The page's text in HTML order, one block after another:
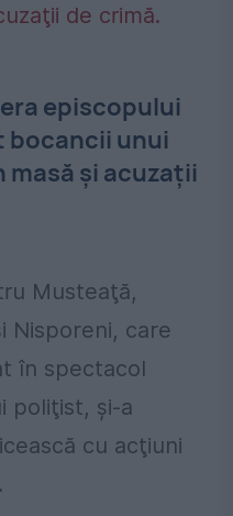
episcopului
bocancii unui
şi acuzaţii
Musteaţă,
Nisporeni, care
în spectacol
poliţist, şi-a
cu acţiuni